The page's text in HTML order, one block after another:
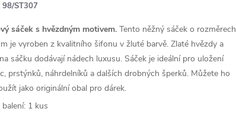
98/ST307
sáček s hvězdným motivem. Tento něžný sáček o rozměrech
je vyroben z kvalitního šifonu v žluté barvě. Zlaté hvězdy a
sáčku dodávají nádech luxusu. Sáček je ideální pro uložení
prstýnků, náhrdelníků a dalších drobných šperků. Můžete ho
jako originální obal pro dárek.
1 kus